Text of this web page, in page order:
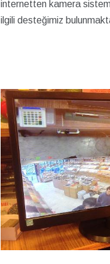
internetten kamera
ilgili desteğimiz